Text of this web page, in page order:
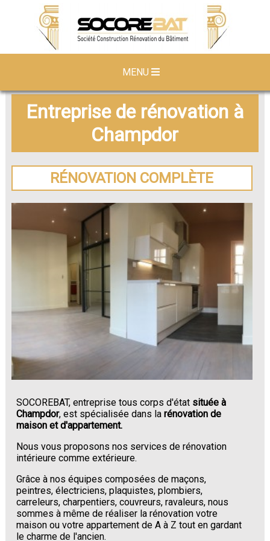
MENU
Entreprise de rénovation à
Champdor
RÉNOVATION COMPLÈTE
SOCOREBAT, entreprise tous corps d'état située à
Champdor, est spécialisée dans larénovation de
maison et d'appartement.
Nous vous proposons nos services de rénovation
intérieure comme extérieure.
Grâce à nos équipes composées de maçons,
peintres, électriciens, plaquistes, plombiers,
carreleurs, charpentiers, couvreurs, ravaleurs, nous
sommes à même de réaliser la rénovation votre
maison ou votre appartement de A à Z tout en gardant
le charme de l'ancien.